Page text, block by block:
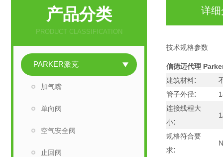
产品分类
PRODUCT CLASSIFICATION
PARKER派克
加气嘴
单向阀
空气安全阀
止回阀
详
技术规格参数
信德迈代理
建筑材料:
管子外径:
连接线程大
小:
规格符合要
求: